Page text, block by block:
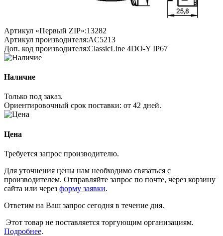
Артикул «Первый ZIP»:13282
Артикул производителя:AC5213
Доп. код производителя:ClassicLine 4DO-Y IP67
Наличие
Только под заказ.
Ориентировочный срок поставки: от 42 дней.
Цена
Требуется запрос производителю.
Для уточнения цены нам необходимо связаться с
производителем. Отправляйте запрос по почте, через корзину
сайта или через форму заявки.
Ответим на Ваш запрос сегодня в течение дня.
Этот товар не поставляется торгующим организациям.
Подробнее.